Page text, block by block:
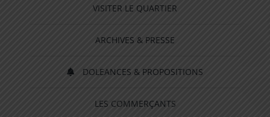
VISITER LE QUARTIER
ARCHIVES & PRESSE
DOLEANCES & PROPOSITIONS
LES COMMERÇANTS